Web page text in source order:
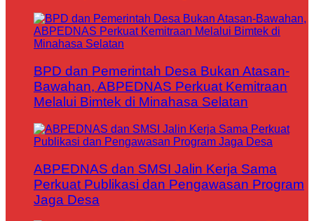
BPD dan Pemerintah Desa Bukan Atasan-
Bawahan, ABPEDNAS Perkuat Kemitraan
Melalui Bimtek di Minahasa Selatan
ABPEDNAS dan SMSI Jalin Kerja Sama
Perkuat Publikasi dan Pengawasan Program
Jaga Desa